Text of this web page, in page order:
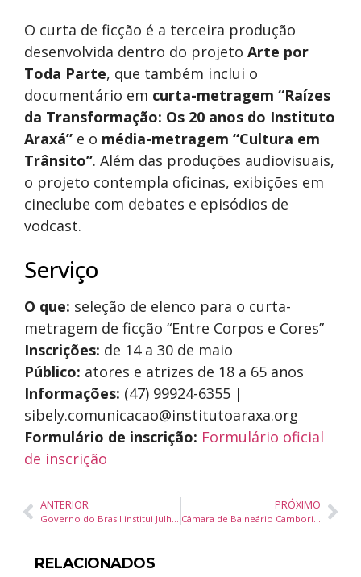
O curta de ficção é a terceira produção
desenvolvida dentro do projeto Arte por
Toda Parte, que também inclui o
documentário em curta-metragem “Raízes
da Transformação: Os 20 anos do Instituto
Araxá” e o média-metragem “Cultura em
Trânsito”. Além das produções audiovisuais,
o projeto contempla oficinas, exibições em
cineclube com debates e episódios de
vodcast.
Serviço
O que: seleção de elenco para o curta-
metragem de ficção “Entre Corpos e Cores”
Inscrições: de 14 a 30 de maio
Público: atores e atrizes de 18 a 65 anos
Informações: (47) 99924-6355 |
sibely.comunicacao@institutoaraxa.org
Formulário de inscrição: Formulário oficial
de inscrição
ANTERIOR
Governo do Brasil institui Julho Neon como mês nacional de conscientização sobre saúde bucal
PRÓXIMO
Câmara de Balneário Camboriú aprova redação final da Lei do Microzoneamento na Comissão de Justiça e Redação
RELACIONADOS